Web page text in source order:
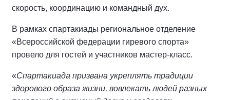
скорость, координацию и командный дух.
В рамках спартакиады региональное отделение
«Всероссийской федерации гиревого спорта»
провело для гостей и участников мастер-класс.
«Спартакиада призвана укреплять традиции
здорового образа жизни, вовлекать людей разных